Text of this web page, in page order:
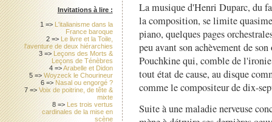
La musique d'Henri Duparc, du
la composition, se limite
piano, quelques pages
peu avant son achèvement de
Pouchkine qui, comble de
tout état de cause, au disque
comme le compositeur de dix-
Suite à une maladie nerveuse
Invitations à lire :
1 => L'italianisme dans la
France baroque
2 => Le livre et la Toile,
l'aventure de deux hiérarchies
3 => Leçons des Morts &
Leçons de Ténèbres
4 =>Arabelle et Didon
5 =>Woyzeck le Chourineur
6 => Nasal ou engorgé ?
7 =>Voix de poitrine, de tête &
mixte
8 => Les trois vertus
cardinales de la mise en
scène